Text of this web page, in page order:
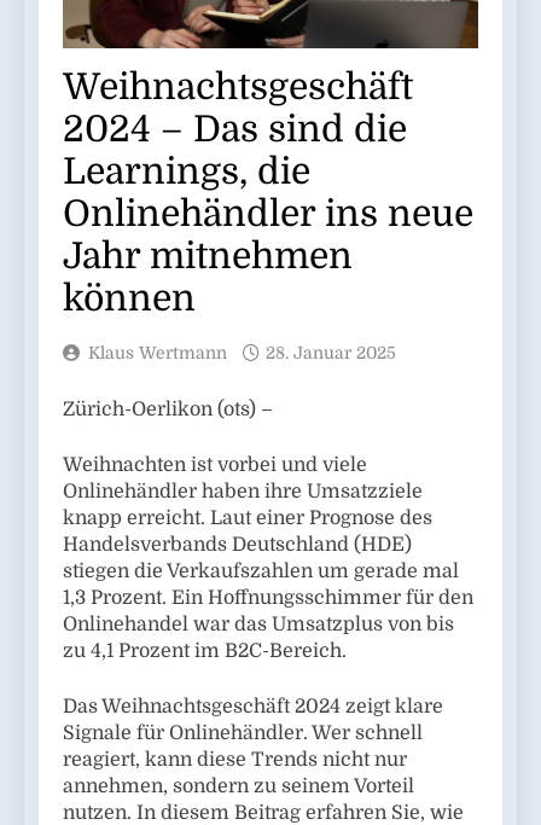
Weihnachtsgeschäft
2024 – Das sind die
Learnings, die
Onlinehändler ins neue
Jahr mitnehmen
können
Klaus Wertmann 28. Januar 2025
Zürich-Oerlikon (ots) –
Weihnachten ist vorbei und viele
Onlinehändler haben ihre Umsatzziele
knapp erreicht. Laut einer Prognose des
Handelsverbands Deutschland (HDE)
stiegen die Verkaufszahlen um gerade mal
1,3 Prozent. Ein Hoffnungsschimmer für den
Onlinehandel war das Umsatzplus von bis
zu 4,1 Prozent im B2C-Bereich.
Das Weihnachtsgeschäft 2024 zeigt klare
Signale für Onlinehändler. Wer schnell
reagiert, kann diese Trends nicht nur
annehmen, sondern zu seinem Vorteil
nutzen. In diesem Beitrag erfahren Sie, wie